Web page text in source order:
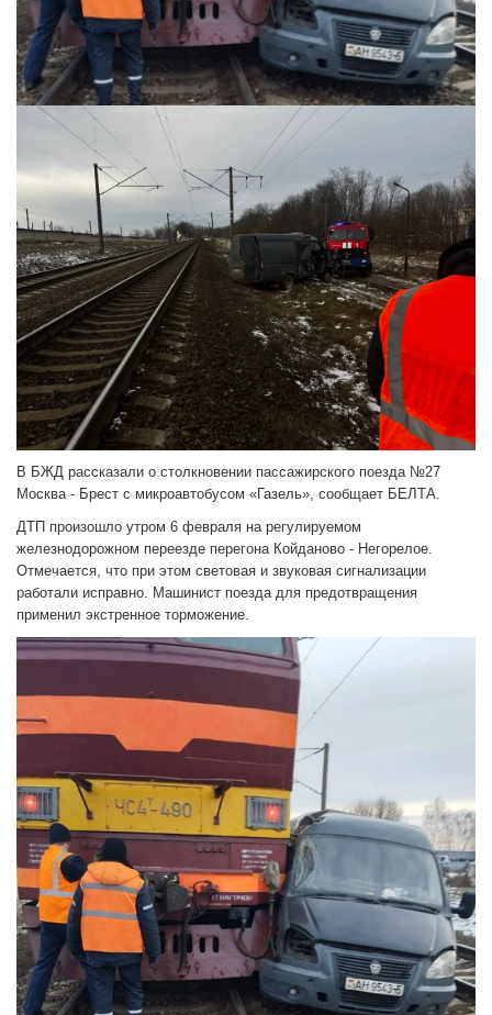
В БЖД рассказали о столкновении пассажирского поезда №27
Москва - Брест с микроавтобусом «Газель», сообщает БЕЛТА.
ДТП произошло утром 6 февраля на регулируемом
железнодорожном переезде перегона Койданово - Негорелое.
Отмечается, что при этом световая и звуковая сигнализации
работали исправно. Машинист поезда для предотвращения
применил экстренное торможение.